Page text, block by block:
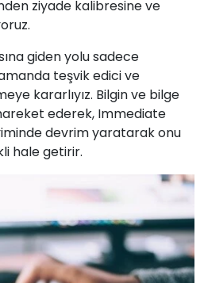
ziyade kalibresine ve
giden yolu sadece
teşvik edici ve
kararlıyız. Bilgin ve bilge
ederek, Immediate
devrim yaratarak onu
hale getirir.